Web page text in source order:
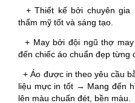
+ Thiết kế bởi chuyên gia
thẩm mỹ tốt và sáng tạo.
+ May bởi đội ngũ thợ
đến chiếc áo chuẩn đẹp từng
+ Áo được in theo yêu cầu
liệu mực in tốt → Mang đến
lên màu chuẩn đét, bền màu.